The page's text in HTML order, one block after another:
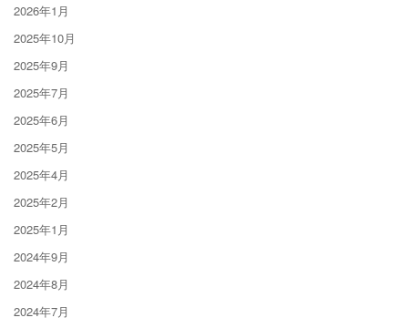
2026年1月
2025年10月
2025年9月
2025年7月
2025年6月
2025年5月
2025年4月
2025年2月
2025年1月
2024年9月
2024年8月
2024年7月